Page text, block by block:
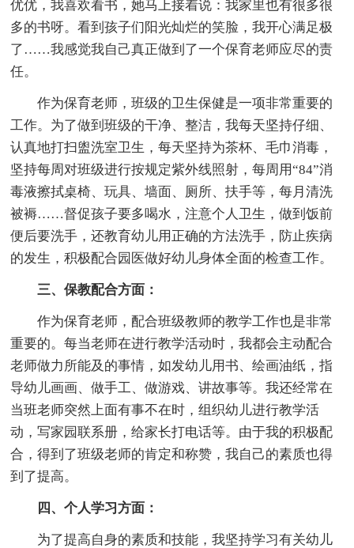
优优，我喜欢看书，她马上接着说：我家里也有很多很
多的书呀。看到孩子们阳光灿烂的笑脸，我开心满足极
了……我感觉我自己真正做到了一个保育老师应尽的责
任。
作为保育老师，班级的卫生保健是一项非常重要的
工作。为了做到班级的干净、整洁，我每天坚持仔细、
认真地打扫盥洗室卫生，每天坚持为茶杯、毛巾消毒，
坚持每周对班级进行按规定紫外线照射，每周用“84”消
毒液擦拭桌椅、玩具、墙面、厕所、扶手等，每月清洗
被褥……督促孩子要多喝水，注意个人卫生，做到饭前
便后要洗手，还教育幼儿用正确的方法洗手，防止疾病
的发生，积极配合园医做好幼儿身体全面的检查工作。
三、保教配合方面：
作为保育老师，配合班级教师的教学工作也是非常
重要的。每当老师在进行教学活动时，我都会主动配合
老师做力所能及的事情，如发幼儿用书、绘画油纸，指
导幼儿画画、做手工、做游戏、讲故事等。我还经常在
当班老师突然上面有事不在时，组织幼儿进行教学活
动，写家园联系册，给家长打电话等。由于我的积极配
合，得到了班级老师的肯定和称赞，我自己的素质也得
到了提高。
四、个人学习方面：
为了提高自身的素质和技能，我坚持学习有关幼儿